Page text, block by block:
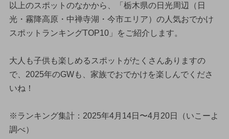
以上のスポットのなかから、「栃木県の日光周辺（日
光・霧降高原・中禅寺湖・今市エリア）の人気おでかけ
スポットランキングTOP10」をご紹介します。
大人も子供も楽しめるスポットがたくさんありますの
で、2025年のGWも、家族でおでかけを楽しんでくださ
いね！
※ランキング集計：2025年4月14日〜4月20日（いこーよ
調べ）